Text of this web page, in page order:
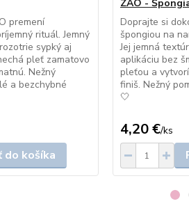
premení
rituál. Jemný
sypký aj
pleť zamatovo
Nežný
a bezchybné
do košíka
ZAO -
Doprajte si
špongiou na
Jej jemná
aplikáciu bez
pleťou a
finiš. Nežný
🤍
4,20 €/ks